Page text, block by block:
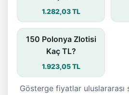
1.282,03 TL
150 Polonya Zlotisi
Kaç TL?
1.923,05 TL
Gösterge fiyatlar